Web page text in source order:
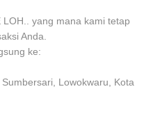
yang mana kami tetap
Anda.
ke:
Lowokwaru, Kota